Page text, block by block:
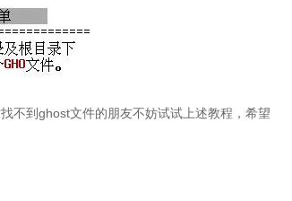
不到ghost文件的朋友不妨试试上述教程，希望